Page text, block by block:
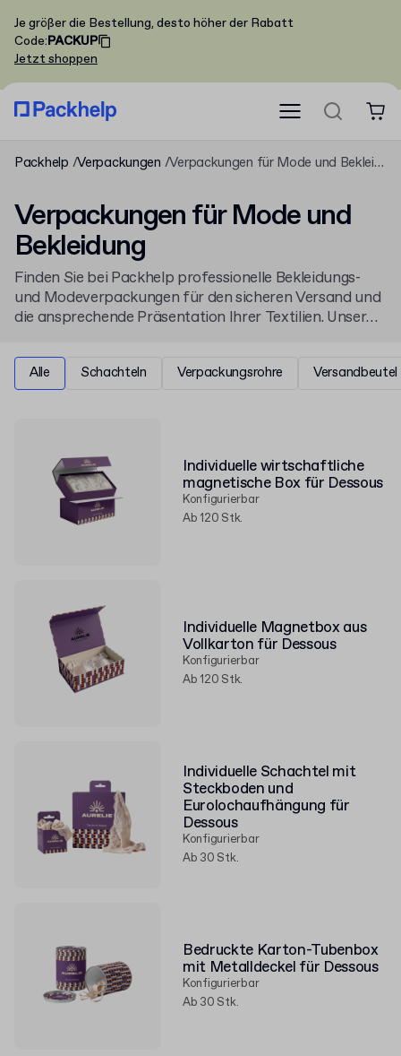
Je größer die Bestellung, desto höher der Rabatt
Code:PACKUP
Jetzt shoppen
Packhelp Verpackungen Verpackungen für Mode und Bekleidung
Verpackungen für Mode und
Bekleidung
Finden Sie bei Packhelp professionelle Bekleidungs-
und Modeverpackungen für den sicheren Versand und
die ansprechende Präsentation Ihrer Textilien. Unser
Kleidungsstück, von robusten Kartons bis hin zu
speziellenVerpackungen für T-Shirts.
Alle Schachteln Verpackungsrohre Versandbeutel
Individuelle wirtschaftliche
magnetische Box für Dessous
Konfigurierbar
Ab 120 Stk.
Individuelle Magnetbox aus
Vollkarton für Dessous
Konfigurierbar
Ab 120 Stk.
Individuelle Schachtel mit
Steckboden und
Eurolochaufhängung für
Dessous
Konfigurierbar
Ab 30 Stk.
Bedruckte Karton-Tubenbox
mit Metalldeckel für Dessous
Konfigurierbar
Ab 30 Stk.